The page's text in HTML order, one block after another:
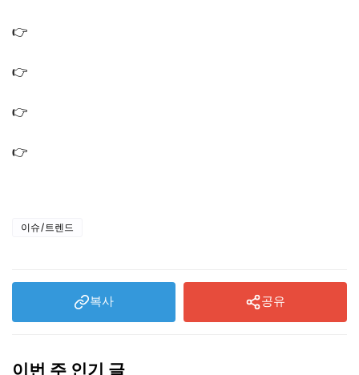
👉
👉
👉
👉
이슈/트렌드
복사 공유
이번 주 인기 글